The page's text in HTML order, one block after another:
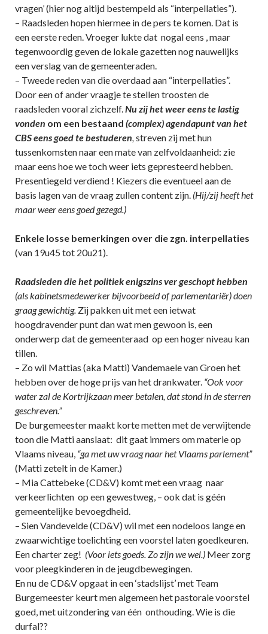
vragen’ (hier nog altijd bestempeld als “interpellaties”).
– Raadsleden hopen hiermee in de pers te komen. Dat is
een eerste reden. Vroeger lukte dat nogal eens , maar
tegenwoordig geven de lokale gazetten nog nauwelijks
een verslag van de gemeenteraden.
– Tweede reden van die overdaad aan “interpellaties”.
Door een of ander vraagje te stellen troosten de
raadsleden vooral zichzelf.Nu zij het weer eens te lastig
vonden om een bestaand (complex) agendapunt van het
CBS eens goed te bestuderen, streven zij met hun
tussenkomsten naar een mate van zelfvoldaanheid: zie
maar eens hoe we toch weer iets gepresteerd hebben.
Presentiegeld verdiend ! Kiezers die eventueel aan de
basis lagen van de vraag zullen content zijn. (Hij/zij heeft het
maar weer eens goed gezegd.)
Enkele losse bemerkingen over die zgn. interpellaties
(van 19u45 tot 20u21).
Raadsleden die het politiek enigszins ver geschopt hebben
(als kabinetsmedewerker bijvoorbeeld of parlementariër) doen
graag gewichtig. Zij pakken uit met een ietwat
hoogdravender punt dan wat men gewoon is, een
onderwerp dat de gemeenteraad op een hoger niveau kan
tillen.
– Zo wil Mattias (aka Matti) Vandemaele van Groen het
hebben over de hoge prijs van het drankwater. “Ook voor
water zal de Kortrijkzaan meer betalen, dat stond in de sterren
geschreven.”
De burgemeester maakt korte metten met de verwijtende
toon die Matti aanslaat: dit gaat immers om materie op
Vlaams niveau, “ga met uw vraag naar het Vlaams parlement”
(Matti zetelt in de Kamer.)
– Mia Cattebeke (CD&V) komt met een vraag naar
verkeerlichten op een gewestweg, – ook dat is géén
gemeentelijke bevoegdheid.
– Sien Vandevelde (CD&V) wil met een nodeloos lange en
zwaarwichtige toelichting een voorstel laten goedkeuren.
Een charter zeg! (Voor iets goeds. Zo zijn we wel.) Meer zorg
voor pleegkinderen in de jeugdbewegingen.
En nu de CD&V opgaat in een ‘stadslijst’ met Team
Burgemeester keurt men algemeen het pastorale voorstel
goed, met uitzondering van één onthouding. Wie is die
durfal??